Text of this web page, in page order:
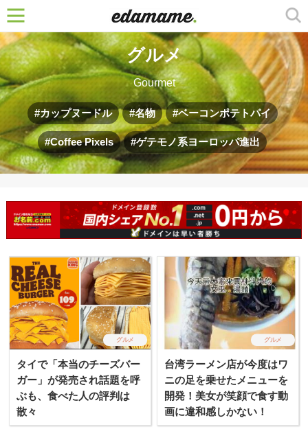
グルメ
Gourmet
カップヌードル 名物 ベーコンポテトパイ
Coffee Pixels ゲテモノ系ヨーロッパ進出
タイで「本当のチーズバー
ガー」が発売され話題を呼
ぶも、食べた人の評判は
散々
グルメ
台湾ラーメン店が今度はワ
ニの足を乗せたメニューを
開発！美女が笑顔で食す動
画に違和感しかない！
グルメ